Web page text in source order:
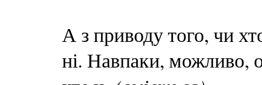
А з приводу того, чи
ні. Навпаки, можливо,